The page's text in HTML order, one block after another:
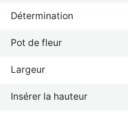
Détermination
Pot de fleur
Largeur
Insérer la hauteur